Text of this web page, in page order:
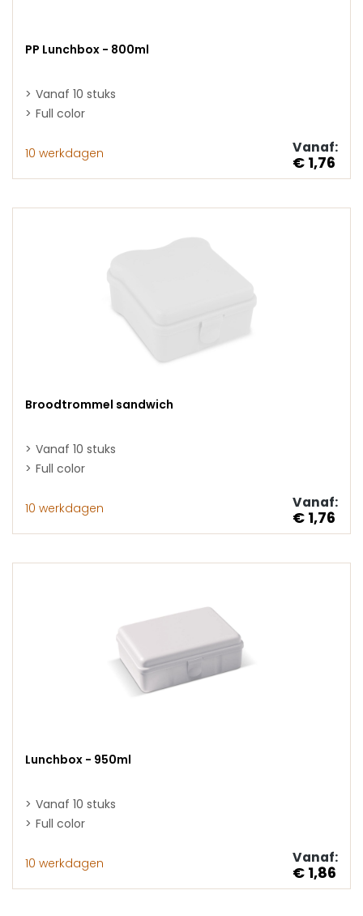
PP Lunchbox - 800ml
Vanaf 10 stuks
Full color
10 werkdagen Vanaf:
€ 1,76
Broodtrommel sandwich
Vanaf 10 stuks
Full color
10 werkdagen Vanaf:
€ 1,76
Lunchbox - 950ml
Vanaf 10 stuks
Full color
10 werkdagen Vanaf:
€ 1,86